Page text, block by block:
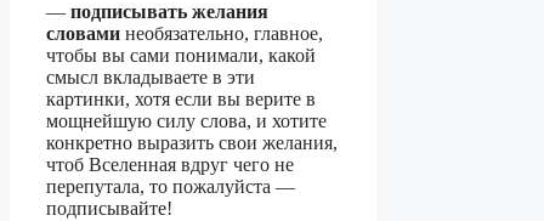
— подписывать желания
словами необязательно, главное,
чтобы вы сами понимали, какой
смысл вкладываете в эти
картинки, хотя если вы верите в
мощнейшую силу слова, и хотите
конкретно выразить свои желания,
чтоб Вселенная вдруг чего не
перепутала, то пожалуйста —
подписывайте!